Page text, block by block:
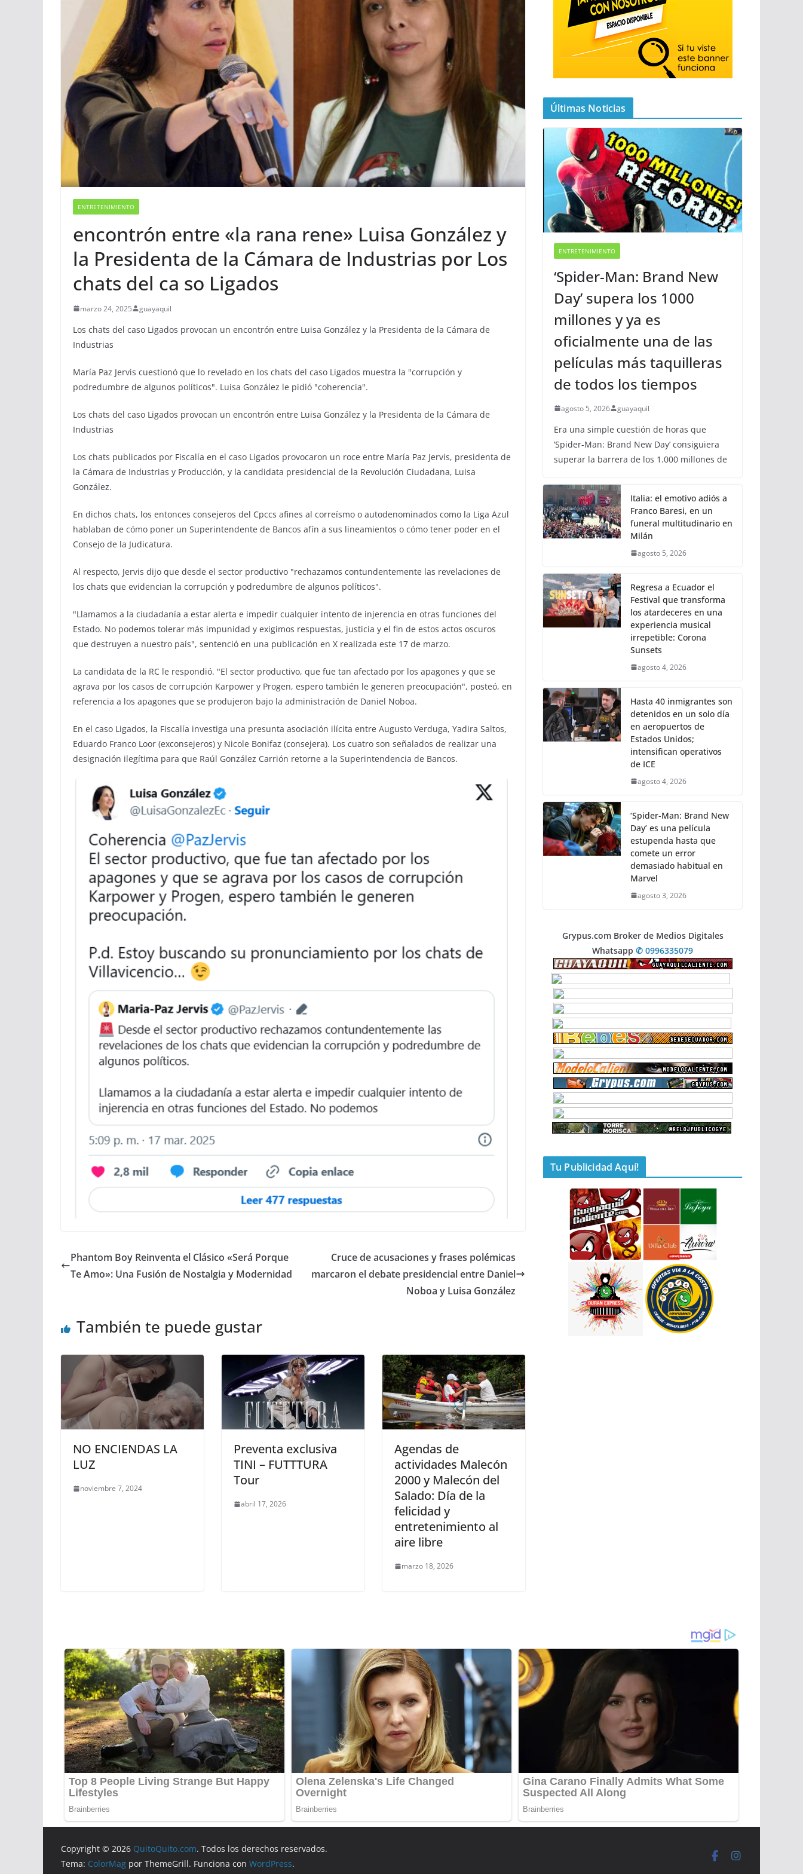
ENTRETENIMIENTO
encontrón entre «la rana rene» Luisa González y
la Presidenta de la Cámara de Industrias por Los
chats del ca so Ligados
marzo 24, 2025 guayaquil
Los chats del caso Ligados provocan un encontrón entre Luisa González y la Presidenta de la Cámara de
Industrias
María Paz Jervis cuestionó que lo revelado en los chats del caso Ligados muestra la "corrupción y
podredumbre de algunos políticos". Luisa González le pidió "coherencia".
Los chats del caso Ligados provocan un encontrón entre Luisa González y la Presidenta de la Cámara de
Industrias
Los chats publicados por Fiscalía en el caso Ligados provocaron un roce entre María Paz Jervis, presidenta de
la Cámara de Industrias y Producción, y la candidata presidencial de la Revolución Ciudadana, Luisa
González.
En dichos chats, los entonces consejeros del Cpccs afines al correísmo o autodenominados como la Liga Azul
hablaban de cómo poner un Superintendente de Bancos afín a sus lineamientos o cómo tener poder en el
Consejo de la Judicatura.
Al respecto, Jervis dijo que desde el sector productivo "rechazamos contundentemente las revelaciones de
los chats que evidencian la corrupción y podredumbre de algunos políticos".
"Llamamos a la ciudadanía a estar alerta e impedir cualquier intento de injerencia en otras funciones del
Estado. No podemos tolerar más impunidad y exigimos respuestas, justicia y el fin de estos actos oscuros
que destruyen a nuestro país", sentenció en una publicación en X realizada este 17 de marzo.
La candidata de la RC le respondió. "El sector productivo, que fue tan afectado por los apagones y que se
agrava por los casos de corrupción Karpower y Progen, espero también le generen preocupación", posteó, en
referencia a los apagones que se produjeron bajo la administración de Daniel Noboa.
En el caso Ligados, la Fiscalía investiga una presunta asociación ilícita entre Augusto Verduga, Yadira Saltos,
Eduardo Franco Loor (exconsejeros) y Nicole Bonifaz (consejera). Los cuatro son señalados de realizar una
designación ilegítima para que Raúl González Carrión retorne a la Superintendencia de Bancos.
Phantom Boy Reinventa el Clásico «Será Porque
Te Amo»: Una Fusión de Nostalgia y Modernidad
Cruce de acusaciones y frases polémicas
marcaron el debate presidencial entre Daniel
Noboa y Luisa González
También te puede gustar
NO ENCIENDAS LA
LUZ
noviembre 7, 2024
Preventa exclusiva
TINI – FUTTTURA
Tour
abril 17, 2026
Agendas de
actividades Malecón
2000 y Malecón del
Salado: Día de la
felicidad y
entretenimiento al
aire libre
marzo 18, 2026
Últimas Noticias
ENTRETENIMIENTO
‘Spider-Man: Brand New
Day’ supera los 1000
millones y ya es
oficialmente una de las
películas más taquilleras
de todos los tiempos
agosto 5, 2026 guayaquil
Era una simple cuestión de horas que
‘Spider-Man: Brand New Day’ consiguiera
superar la barrera de los 1.000 millones de
Italia: el emotivo adiós a
Franco Baresi, en un
funeral multitudinario en
Milán
agosto 5, 2026
Regresa a Ecuador el
Festival que transforma
los atardeceres en una
experiencia musical
irrepetible: Corona
Sunsets
agosto 4, 2026
Hasta 40 inmigrantes son
detenidos en un solo día
en aeropuertos de
Estados Unidos;
intensifican operativos
de ICE
agosto 4, 2026
‘Spider-Man: Brand New
Day’ es una película
estupenda hasta que
comete un error
demasiado habitual en
Marvel
agosto 3, 2026
Grypus.com Broker de Medios Digitales
Whatsapp ✆ 0996335079
Tu Publicidad Aquí!
Copyright © 2026 QuitoQuito.com. Todos los derechos reservados.
Tema: ColorMag por ThemeGrill. Funciona con WordPress.